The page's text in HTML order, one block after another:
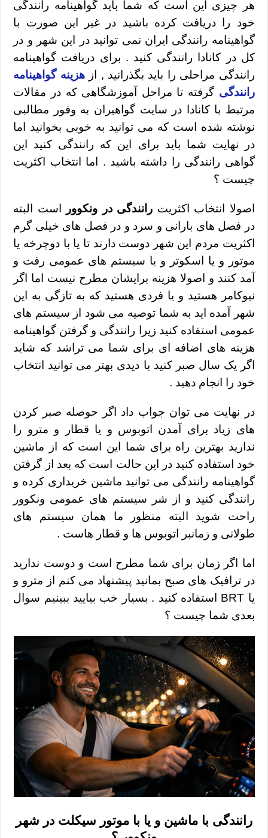
هر چیزی این است که شما باید گواهینامه رانندگی
خود را دریافت کرده باشید در غیر این صورت با
گواهینامه رانندگی ایران نمی توانید در این شهر و در
کل در کانادا رانندگی کنید . برای دریافت گواهینامه
رانندگی مراحلی را باید بگذرانید , ازهزینه گواهینامه
رانندگی گرفته تا مراحل آموزشگاهی که در مقالات
مرتبط با کانادا در سایت گواهیران به وفور مطالبی
نوشته شده است که می توانید به خوبی بخوانید اما
در نهایت شما باید برای این که رانندگی کنید این
گواهی رانندگی را داشته باشید . اما انتخاب اکثریت
چیست ؟
اصولا انتخاب اکثریت رانندگی در ونکوور
است البته
در فصل های بارانی و سرد و در فصل های خیلی گرم
اکثریت مردم این شهر دوست دارند تا یا با دوچرخه یا
موتور و یا اسکوتر و یا سیستم های عمومی رفت و
آمد کنند و اصولا هزینه برایشان مطرح نیست اما اگر
نیوکامر هستید و یا فردی هستید که به تازگی به این
شهر آمده اید به شما توصیه می شود از سیستم های
عمومی استفاده کنید زیرا رانندگی و گرفتن گواهینامه
هزینه های اضافه ای برای شما می تراشد که شاید
اگر یک سال صبر کنید با دیدی بهتر می توانید انتخاب
خود را انجام دهید .
در نهایت می توان جواب داد اگر حوصله صبر کردن
های زیاد برای آمدن اتوبوس و یا قطار و مترو را
ندارید بهترین راه برای شما این است که از ماشین
خود استفاده کنید در این حالت است که بعد از گرفتن
گواهینامه رانندگی می توانید ماشین خریداری کرده و
رانندگی کنید و از شر سیستم های عمومی ونکوور
راحت شوید البته منظور ما همان سیستم های
طولانی و زمانبر اتوبوس ها و قطار هاست .
اما اگر زمان برای شما مطرح است و دوست ندارید
در ترافیک های صبح بمانید پیشنهاد می کنم از مترو و
یا BRT استفاده کنید . بسیار خب بیایید ببینیم سوال
بعدی شما چیست ؟
رانندگی با ماشین و یا با موتور سیکلت در شهر